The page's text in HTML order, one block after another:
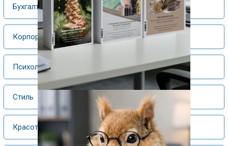
Бухгалтерский учет
Корпоративная культура
Психологический практикум
Стиль
Красота и здоровье